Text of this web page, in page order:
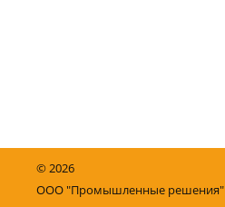
©2026
ООО "Промышленные решения"